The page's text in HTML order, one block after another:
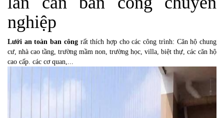
nghiệp
Lưới an toàn ban côngrất thích hợp cho các công trình: Căn hộ chung
cư, nhà cao tầng, trường mầm non, trường học, villa, biệt thự, các căn hộ
cao cấp. các cơ quan,...